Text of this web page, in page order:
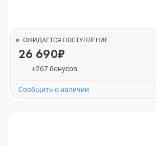
ОЖИДАЕТСЯ ПОСТУПЛЕНИЕ
26 690₽
+267 бонусов
Cообщить о наличии